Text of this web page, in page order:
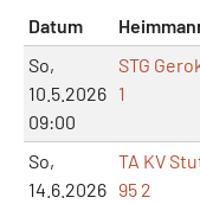
Datum
So,
10.5.2026
09:00
STG
1
So,
14.6.2026
TA KV
95 2